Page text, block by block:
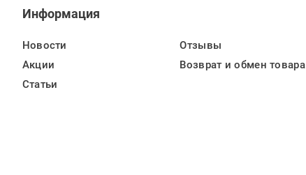
Информация
Новости
Акции
Статьи
Отзывы
Возврат и обмен товара